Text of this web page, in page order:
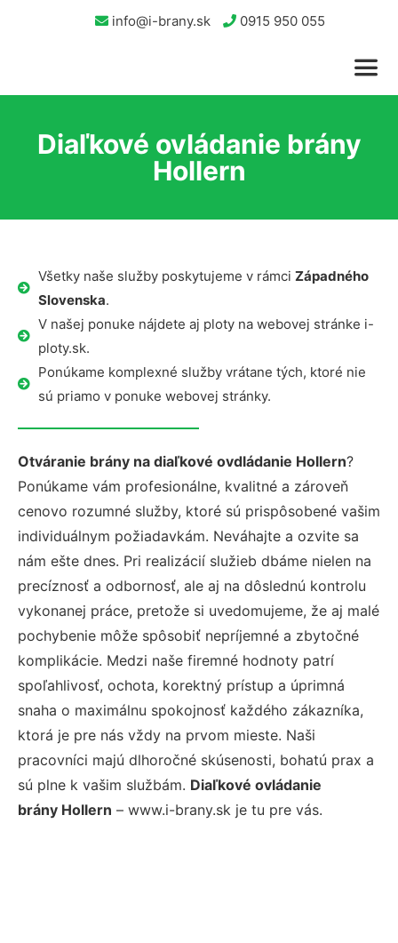
info@i-brany.sk 0915 950 055
Diaľkové ovládanie brány
Hollern
Všetky naše služby poskytujeme v rámci Západného
Slovenska.
V našej ponuke nájdete aj ploty na webovej stránke i-
ploty.sk.
Ponúkame komplexné služby vrátane tých, ktoré nie
sú priamo v ponuke webovej stránky.
Otváranie brány na diaľkové ovdládanie Hollern?
Ponúkame vám profesionálne, kvalitné a zároveň
cenovo rozumné služby, ktoré sú prispôsobené vašim
individuálnym požiadavkám. Neváhajte a ozvite sa
nám ešte dnes. Pri realizácií služieb dbáme nielen na
precíznosť a odbornosť, ale aj na dôslednú kontrolu
vykonanej práce, pretože si uvedomujeme, že aj malé
pochybenie môže spôsobiť nepríjemné a zbytočné
komplikácie. Medzi naše firemné hodnoty patrí
spoľahlivosť, ochota, korektný prístup a úprimná
snaha o maximálnu spokojnosť každého zákazníka,
ktorá je pre nás vždy na prvom mieste. Naši
pracovníci majú dlhoročné skúsenosti, bohatú prax a
sú plne k vašim službám. Diaľkové ovládanie
brány Hollern – www.i-brany.sk je tu pre vás.